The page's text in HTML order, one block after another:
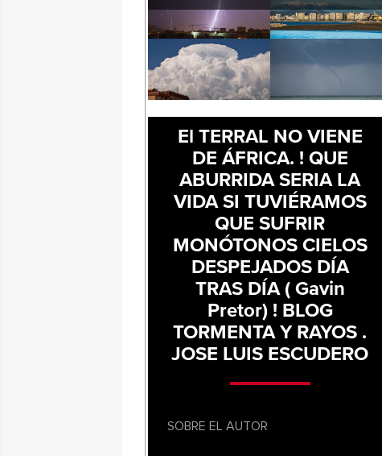
El TERRAL NO VIENE
DE ÁFRICA. ! QUE
ABURRIDA SERIA LA
VIDA SI TUVIÉRAMOS
QUE SUFRIR
MONÓTONOS CIELOS
DESPEJADOS DÍA
TRAS DÍA ( Gavin
Pretor) ! BLOG
TORMENTA Y RAYOS .
JOSE LUIS ESCUDERO
SOBRE EL AUTOR